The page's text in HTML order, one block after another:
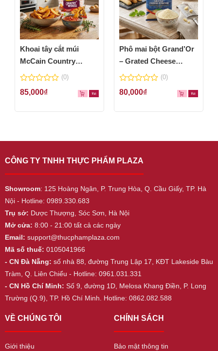
Khoai tây cắt múi
McCain Country
Wedges 600g
0
out
5
(0)
85,000₫
Phô mai bột Grand’Or
– Grated Cheese
Powder 100g
0
out
5
(0)
80,000₫
CÔNG TY TNHH THỰC PHẨM PLAZA
Showroom: 125 Hoàng Ngân, P. Trung Hòa, Q. Cầu Giấy, TP. Hà
Nội - Hotline: 0989.330.683
Trụ sở: Dược Thượng, Sóc Sơn, Hà Nội
Mở cửa: 8:00 - 21:00 tất cả các ngày
Email: support@thucphamplaza.com
Mã số thuế: 0105041966
- CN Đà Nẵng: số nhà 88, đường Trung Lập 17, KĐT Lakeside Bàu
Tràm, Q. Liên Chiểu - Hotline: 0961.031.331
- CN Hồ Chí Minh: Số 9, đường 1D, Melosa Khang Điền, P. Long
Trường (Q.9), TP. Hồ Chí Minh. Hotline: 0862.082.588
VỀ CHÚNG TÔI
Giới thiệu
CHÍNH SÁCH
Bảo mật thông tin